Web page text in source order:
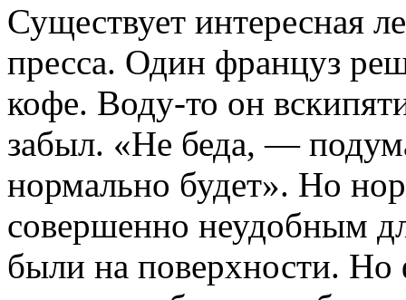
Существует интересная
пресса. Один француз
кофе. Воду-то он
забыл. «Не беда, —
нормально будет». Но
совершенно неудобным
были на поверхности. Но